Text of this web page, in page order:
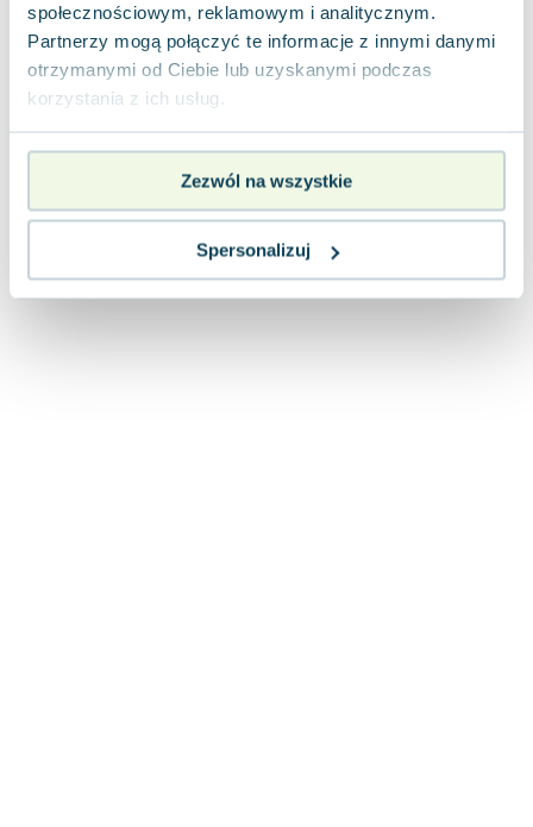
społecznościowym, reklamowym i analitycznym.
Partnerzy mogą połączyć te informacje z innymi danymi
otrzymanymi od Ciebie lub uzyskanymi podczas
korzystania z ich usług.
Zezwól na wszystkie
Spersonalizuj